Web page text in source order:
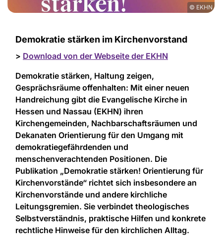
© EKHN
Demokratie stärken im Kirchenvorstand
> Download von der Webseite der EKHN
Demokratie stärken, Haltung zeigen,
Gesprächsräume offenhalten: Mit einer neuen
Handreichung gibt die Evangelische Kirche in
Hessen und Nassau (EKHN) ihren
Kirchengemeinden, Nachbarschaftsräumen und
Dekanaten Orientierung für den Umgang mit
demokratiegefährdenden und
menschenverachtenden Positionen. Die
Publikation „Demokratie stärken! Orientierung für
Kirchenvorstände“ richtet sich insbesondere an
Kirchenvorstände und andere kirchliche
Leitungsgremien. Sie verbindet theologisches
Selbstverständnis, praktische Hilfen und konkrete
rechtliche Hinweise für den kirchlichen Alltag.